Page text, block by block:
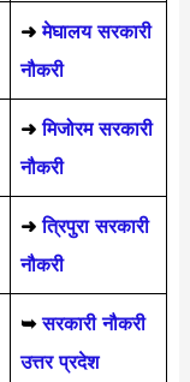
➜ मेघालय सरकारी
नौकरी
➜मिजोरम सरकारी
नौकरी
➜ त्रिपुरा सरकारी
नौकरी
➥ सरकारी नौकरी
उत्तर प्रदेश